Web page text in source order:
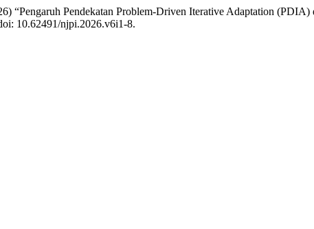
Pendekatan Problem-Driven Iterative Adaptation (PDIA)
10.62491/njpi.2026.v6i1-8.